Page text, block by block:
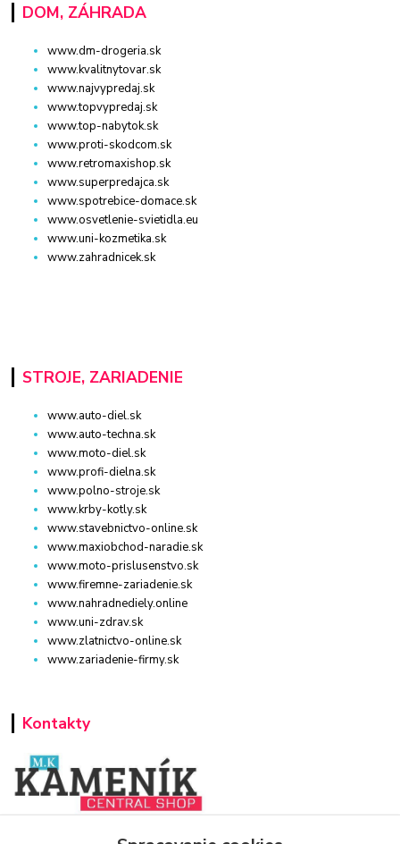
DOM, ZÁHRADA
www.dm-drogeria.sk
www.kvalitnytovar.sk
www.najvypredaj.sk
www.topvypredaj.sk
www.top-nabytok.sk
www.proti-skodcom.sk
www.retromaxishop.sk
www.superpredajca.sk
www.spotrebice-domace.sk
www.osvetlenie-svietidla.eu
www.uni-kozmetika.sk
www.zahradnicek.sk
STROJE, ZARIADENIE
www.auto-diel.sk
www.auto-techna.sk
www.moto-diel.sk
www.profi-dielna.sk
www.polno-stroje.sk
www.krby-kotly.sk
www.stavebnictvo-online.sk
www.maxiobchod-naradie.sk
www.moto-prislusenstvo.sk
www.firemne-zariadenie.sk
www.nahradnediely.online
www.uni-zdrav.sk
www.zlatnictvo-online.sk
www.zariadenie-firmy.sk
Kontakty
www.zariadenie-firmy.sk